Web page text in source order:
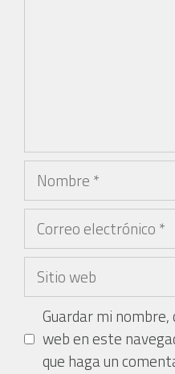
Guardar mi
web en este
que haga un